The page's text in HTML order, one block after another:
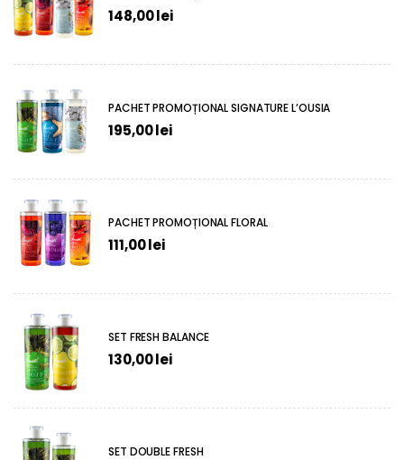
148,00lei
PACHET PROMOȚIONAL SIGNATURE L’OUSIA
195,00lei
PACHET PROMOȚIONAL FLORAL
111,00lei
SET FRESH BALANCE
130,00lei
SET DOUBLE FRESH